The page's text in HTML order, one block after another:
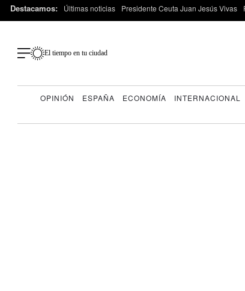
Destacamos: Últimas noticias Presidente Ceuta Juan Jesús Vivas
El tiempo en tu ciudad
OPINIÓN ESPAÑA ECONOMÍA INTERNACIONAL